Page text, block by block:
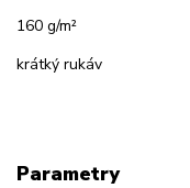
160 g/m²
krátký rukáv
Parametry